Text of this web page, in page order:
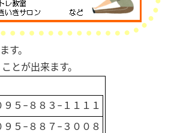
す。
とが出来ます。
９５−８８３−１１１１
９５−８８７−３００８